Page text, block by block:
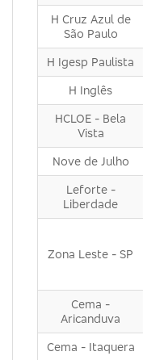
H Cruz Azul de
São Paulo
H Igesp Paulista
H Inglês
HCLOE - Bela
Vista
Nove de Julho
Leforte -
Liberdade
Zona Leste - SP
Cema -
Aricanduva
Cema - Itaquera